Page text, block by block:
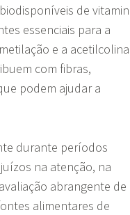
de
essenciais para a
e a
com fibras,
podem ajudar a
durante períodos
na atenção, na
abrangente de
alimentares de